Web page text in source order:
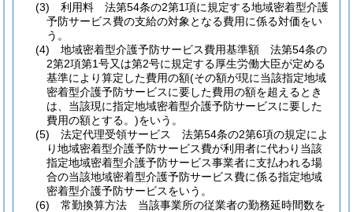
(3)
利用料 法第54条の2第1項に規定する地域密着型介護
予防サービス費の支給の対象となる費用に係る対価をい
う。
(4)
地域密着型介護予防サービス費用基準額 法第54条の
2第2項第1号又は第2号に規定する厚生労働大臣が定める
基準により算定した費用の額(その額が現に当該指定地域
密着型介護予防サービスに要した費用の額を超えるとき
は、当該現に指定地域密着型介護予防サービスに要した
費用の額とする。)をいう。
(5)
法定代理受領サービス 法第54条の2第6項の規定によ
り地域密着型介護予防サービス費が利用者に代わり当該
指定地域密着型介護予防サービス事業者に支払われる場
合の当該地域密着型介護予防サービス費に係る指定地域
密着型介護予防サービスをいう。
(6)
常勤換算方法 当該事業所の従業者の勤務延時間数を